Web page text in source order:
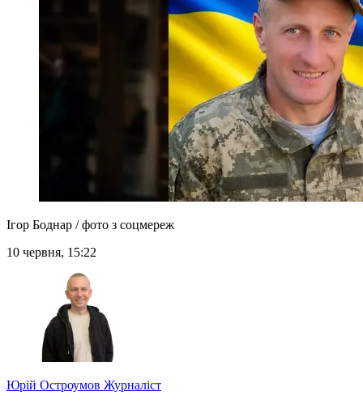
Ігор Боднар / фото з соцмереж
10 червня, 15:22
Юрій Остроумов Журналіст